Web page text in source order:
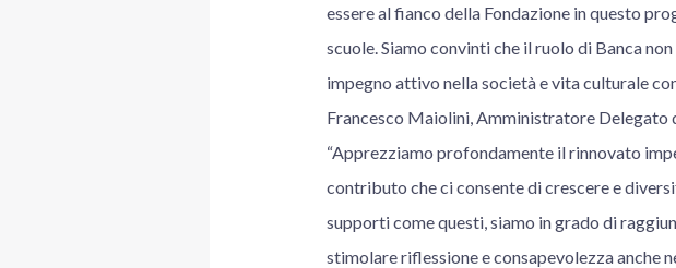
essere al fianco della Fondazione in questo
scuole. Siamo convinti che il ruolo di Banca
impegno attivo nella società e vita culturale
Francesco Maiolini, Amministratore Delegato
“Apprezziamo profondamente il rinnovato
contributo che ci consente di crescere e
supporti come questi, siamo in grado di
stimolare riflessione e consapevolezza anche